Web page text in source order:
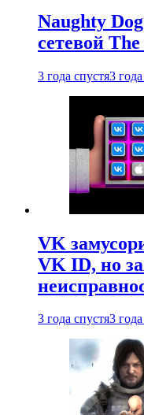
Naughty
сетевой
3 года спустя3
VK
VK ID, но
3 года спустя3